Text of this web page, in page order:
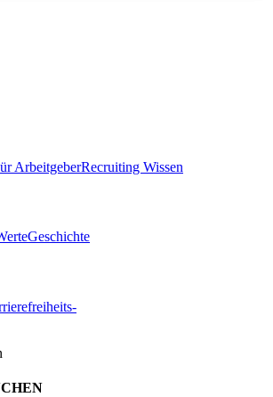
ArbeitgeberRecruiting Wissen
Geschichte